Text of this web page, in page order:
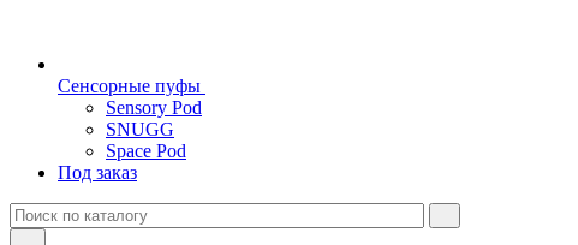
Сенсорные пуфы
Sensory Pod
SNUGG
Space Pod
Под заказ